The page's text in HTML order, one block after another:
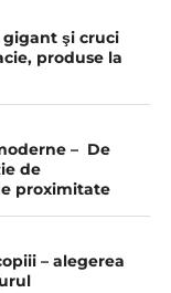
gigant şi cruci
produse la
– De
de
proximitate
– alegerea